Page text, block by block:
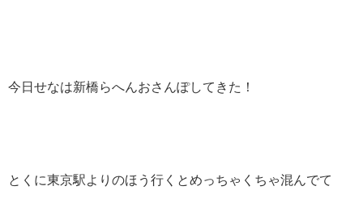
今日せなは新橋らへんおさんぽしてきた！
とくに東京駅よりのほう行くとめっちゃくちゃ混んでて